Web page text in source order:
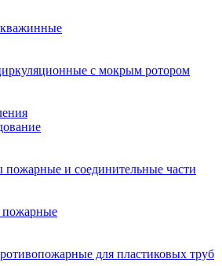
с мокрым ротором
пожарные и соединительные части
для пластиковых труб